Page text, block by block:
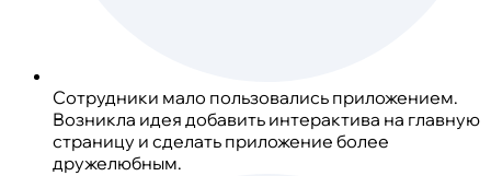
Сотрудники мало пользовались приложением.
Возникла идея добавить интерактива на главную
страницу и сделать приложение более
дружелюбным.